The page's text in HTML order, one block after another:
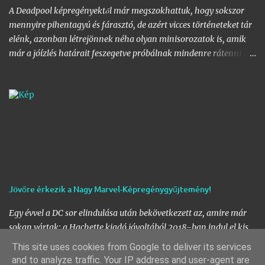
megegyezésének köszönhetően pedig megszületett a legendás
karakter, Venom önálló filmje. (Azt azért hozzátenném
zárójelben, hogy inkább lett ez egy Eddie …
A Deadpool képregényektől már megszokhattuk, hogy sokszor
mennyire pihentagyú és fárasztó, de azért vicces történeteket tár
elénk, azonban létrejönnek néha olyan minisorozatok is, amik
már a jóízlés határait feszegetve próbálnak mindenre rátenni egy
a maga nemében azonban egy egyedi, durva, és explicit sztori a
magát, és nekiesik az összes Marvel hősnek, hogy végezzen velük.
Történetünk elején az X-Men a Ravencroft Intézetbe viszi be
Deadpool-t, ugyanis elérkezettnek látták az időt, hogy valaki
Jövőre érkezik a Nagy Marvel-Képregénygyűjtemény!
Egy évvel a DC sor elindulása után bekövetkezett az, amire már
sokan vártak; a Hachette kiadó jóvoltából 2018-ban indul el kis
hazánkban a Nagy Marvel-Képregénygyűjtemény! A Marvel
fanok mstanában nem panaszkodhatnak, hisz a Hihetetlen
This site uses cookies from Google to deliver its services
and to analyze traffic. Your IP address and user-agent are